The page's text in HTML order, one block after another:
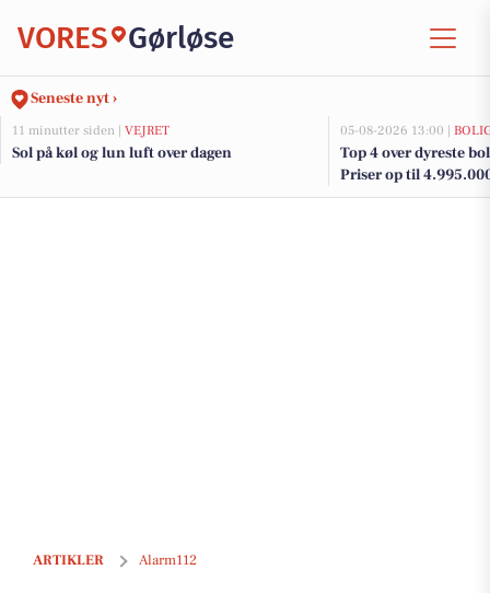
VORES Gørløse
Seneste nyt ›
11 minutter siden | VEJRET
Sol på køl og lun luft over dagen
05-08-2026 13:00 |
Top 4 over dyreste
Priser op til
ARTIKLER Alarm112
Motorcykelulykke i Gørløse